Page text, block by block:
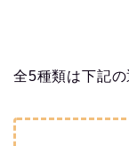
全5種類は下記の